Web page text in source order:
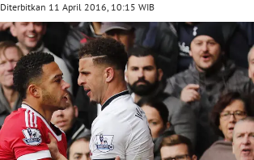
Diterbitkan 11 April 2016, 10:15 WIB